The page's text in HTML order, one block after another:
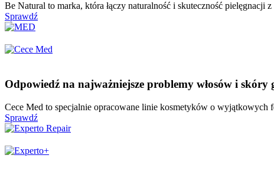
Be Natural to marka, która łączy naturalność i skuteczność pielęgnacji
Sprawdź
Odpowiedź na najważniejsze problemy włosów i skóry
Cece Med to specjalnie opracowane linie kosmetyków o wyjątkowych
Sprawdź